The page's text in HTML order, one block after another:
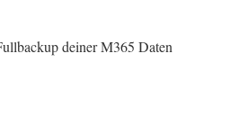
deiner M365 Daten